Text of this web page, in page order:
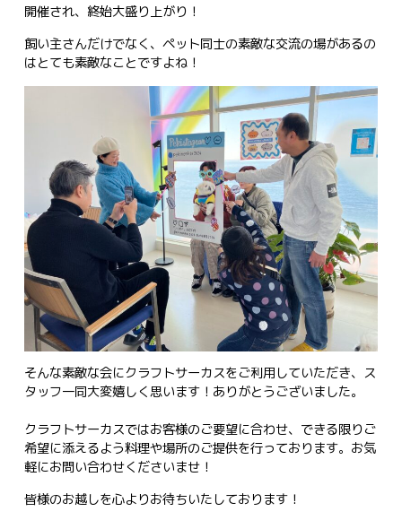
開催され、終始大盛り上がり！
飼い主さんだけでなく、ペット同士の素敵な交流の場があるの
はとても素敵なことですよね！
そんな素敵な会にクラフトサーカスをご利用していただき、ス
タッフ一同大変嬉しく思います！ありがとうございました。
クラフトサーカスではお客様のご要望に合わせ、できる限りご
希望に添えるよう料理や場所のご提供を行っております。お気
軽にお問い合わせくださいませ！
皆様のお越しを心よりお待ちいたしております！